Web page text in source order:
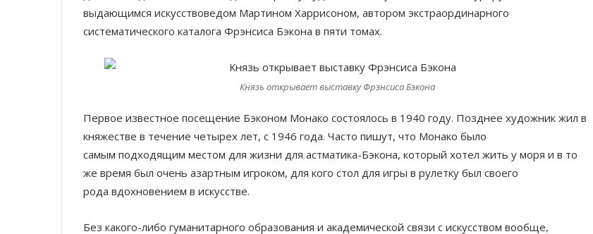
выдающимся искусствоведом Мартином Харрисоном, автором экстраординарного
систематического каталога Фрэнсиса Бэкона в пяти томах.
Князь открывает выставку Фрэнсиса Бэкона
Первое известное посещение Бэконом Монако состоялось в 1940 году. Позднее художник жил в
княжестве в течение четырех лет, с 1946 года. Часто пишут, что Монако было
самым подходящим местом для жизни для астматика-Бэкона, который хотел жить у моря и в то
же время был очень азартным игроком, для кого стол для игры в рулетку был своего
рода вдохновением в искусстве.
Без какого-либо гуманитарного образования и академической связи с искусством вообще,